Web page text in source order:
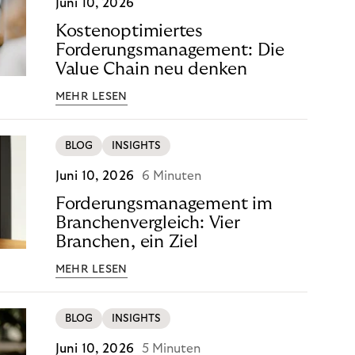
Juni 10, 2026
Kostenoptimiertes
Forderungsmanagement: Die
Value Chain neu denken
MEHR LESEN
BLOG INSIGHTS
Juni 10, 2026 6 Minuten
Forderungsmanagement im
Branchenvergleich: Vier
Branchen, ein Ziel
MEHR LESEN
BLOG INSIGHTS
Juni 10, 2026 5 Minuten